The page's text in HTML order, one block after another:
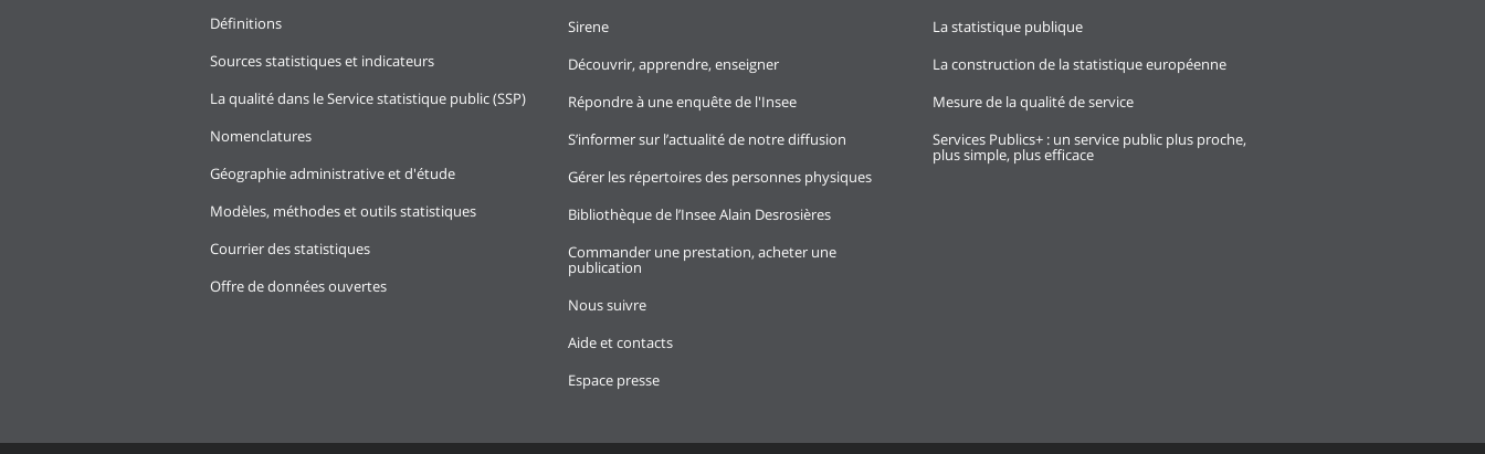
Définitions
Sources statistiques et indicateurs
La qualité dans le Service statistique public (SSP)
Nomenclatures
Géographie administrative et d'étude
Modèles, méthodes et outils statistiques
Courrier des statistiques
Offre de données ouvertes
Sirene
Découvrir, apprendre, enseigner
Répondre à une enquête de l'Insee
S’informer sur l’actualité de notre diffusion
Gérer les répertoires des personnes physiques
Bibliothèque de l’Insee Alain Desrosières
Commander une prestation, acheter une
publication
Nous suivre
Aide et contacts
Espace presse
La statistique publique
La construction de la statistique européenne
Mesure de la qualité de service
Services Publics+ : un service public plus proche,
plus simple, plus efficace